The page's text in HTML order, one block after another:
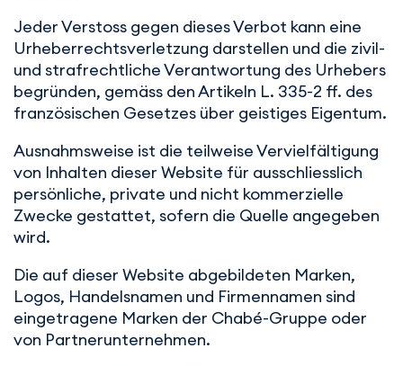
Jeder Verstoss gegen dieses Verbot kann eine
Urheberrechtsverletzung darstellen und die zivil-
und strafrechtliche Verantwortung des Urhebers
begründen, gemäss den Artikeln L. 335-2 ff. des
französischen Gesetzes über geistiges Eigentum.
Ausnahmsweise ist die teilweise Vervielfältigung
von Inhalten dieser Website für ausschliesslich
persönliche, private und nicht kommerzielle
Zwecke gestattet, sofern die Quelle angegeben
wird.
Die auf dieser Website abgebildeten Marken,
Logos, Handelsnamen und Firmennamen sind
eingetragene Marken der Chabé-Gruppe oder
von Partnerunternehmen.